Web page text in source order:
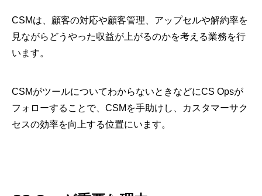
CSMは、顧客の対応や顧客管理、アップセルや解約率を
見ながらどうやった収益が上がるのかを考える業務を行
います。
CSMがツールについてわからないときなどにCS Opsが
フォローすることで、CSMを手助けし、カスタマーサク
セスの効率を向上する位置にいます。